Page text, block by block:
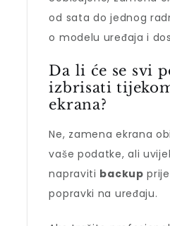
od sata do jednog
o modelu uređaja i
Da li će se svi
izbrisati
ekrana?
Ne, zamena ekrana
vaše podatke, ali
napraviti backup
popravki na uređaju.